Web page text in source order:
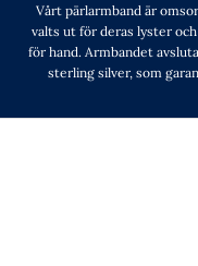
Vårt pärlarmband är
valts ut för deras lyster
för hand. Armbandet
sterling silver, som